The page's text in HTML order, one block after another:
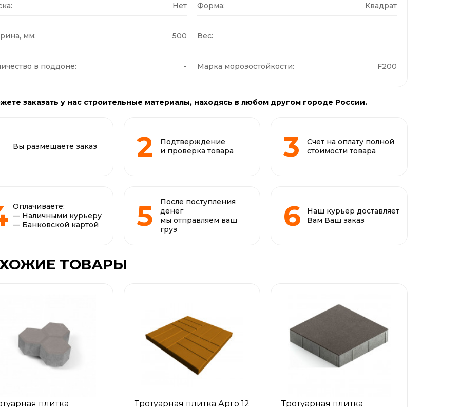
Нет Форма: Квадрат
мм: 500 Вес:
в поддоне: - Марка морозостойкости: F200
заказать у нас строительные материалы, находясь в любом другом городе России.
Вы размещаете заказ
Подтверждение
и проверка товара
Счет на оплату полной
стоимости товара
Оплачиваете:
— Наличными курьеру
— Банковской картой
После поступления
денег
мы отправляем ваш
груз
Наш курьер доставляет
Вам Ваш заказ
ТОВАРЫ
плитка
Тротуарная плитка Арго 12
Тротуарная плитка